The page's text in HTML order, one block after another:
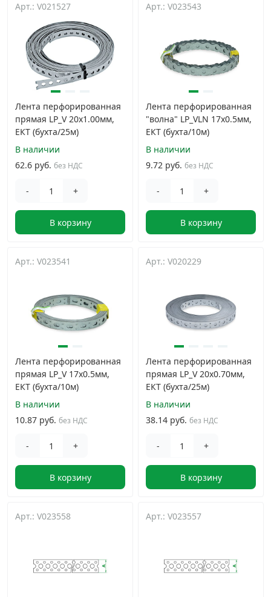
Арт.: V021527
Лента перфорированная
прямая LP_V 20x1.00мм,
ЕКТ (бухта/25м)
В наличии
62.6 руб. без НДС
- +
В корзину
Арт.: V023543
Лента перфорированная
"волна" LP_VLN 17x0.5мм,
ЕКТ (бухта/10м)
В наличии
9.72 руб. без НДС
- +
В корзину
Арт.: V023541
Лента перфорированная
прямая LP_V 17x0.5мм,
ЕКТ (бухта/10м)
В наличии
10.87 руб. без НДС
- +
В корзину
Арт.: V020229
Лента перфорированная
прямая LP_V 20x0.70мм,
ЕКТ (бухта/25м)
В наличии
38.14 руб. без НДС
- +
В корзину
Арт.: V023558 Арт.: V023557